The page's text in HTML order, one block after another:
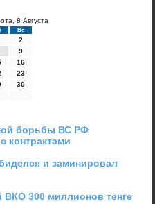
8 Августа
Вс
2
9
16
23
30
борьбы ВС РФ
контрактами
и заминировал
300 миллионов тенге